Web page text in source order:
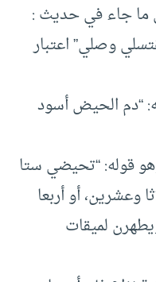
ما جاء في حديث :
وصلي” اعتبار
“دم الحيض أسود
قوله: “تحيضي ستا
وعشرين، أو أربعا
لميقات